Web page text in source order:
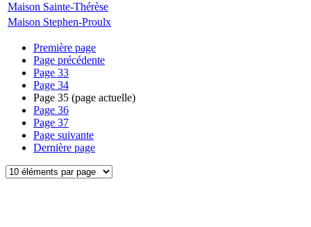
Maison Sainte-Thérèse
Maison Stephen-Proulx
Première page
Page précédente
Page 33
Page 34
Page 35 (page actuelle)
Page 36
Page 37
Page suivante
Dernière page